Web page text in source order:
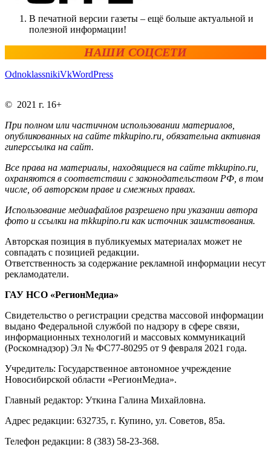
В печатной версии газеты – ещё больше актуальной и
полезной информации!
НАШИ СОЦСЕТИ
OdnoklassnikiVkWordPress
© 2021 г. 16+
При полном или частичном использовании материалов,
опубликованных на сайте mkkupino.ru, обязательна активная
гиперссылка на сайт.
Все права на материалы, находящиеся на сайте mkkupino.ru,
охраняются в соответствии с законодательством РФ, в том
числе, об авторском праве и смежных правах.
Использование медиафайлов разрешено при указании автора
фото и ссылки на mkkupino.ru как источник заимствования.
Авторская позиция в публикуемых материалах может не
совпадать с позицией редакции.
Ответственность за содержание рекламной информации несут
рекламодатели.
ГАУ НСО «РегионМедиа»
Свидетельство о регистрации средства массовой информации
выдано Федеральной службой по надзору в сфере связи,
информационных технологий и массовых коммуникаций
(Роскомнадзор) Эл № ФС77-80295 от 9 февраля 2021 года.
Учредитель: Государственное автономное учреждение
Новосибирской области «РегионМедиа».
Главный редактор: Уткина Галина Михайловна.
Адрес редакции: 632735, г. Купино, ул. Советов, 85а.
Телефон редакции: 8 (383) 58-23-368.